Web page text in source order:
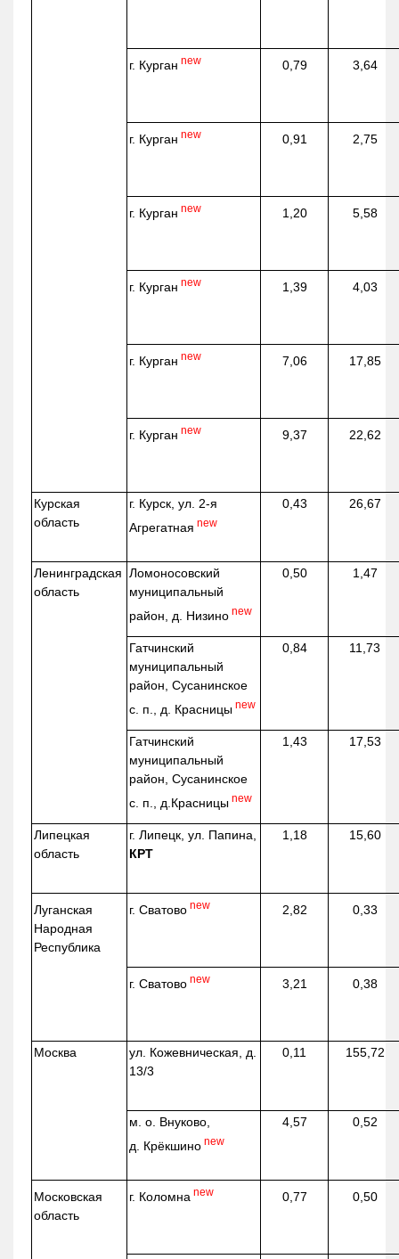
г. Курган new 0,79 3,64
г. Курган new 0,91 2,75
г. Курган new 1,20 5,58
г. Курган new 1,39 4,03
г. Курган new 7,06 17,85
г. Курган new 9,37 22,62
Курская
область
г. Курск, ул. 2-я
Агрегатная new
0,43 26,67
Ленинградская
область
Ломоносовский
муниципальный
район, д. Низино new
0,50 1,47
Гатчинский
муниципальный
район, Сусанинское
с. п., д. Красницы new
0,84 11,73
Гатчинский
муниципальный
район, Сусанинское
с. п., д.Красницы new
1,43 17,53
Липецкая
область
г. Липецк, ул. Папина,
КРТ
1,18 15,60
Луганская
Народная
Республика
г. Сватово new 2,82 0,33
г. Сватово new 3,21 0,38
Москва ул. Кожевническая, д.
13/3
0,11 155,72
м. о. Внуково,
д. Крёкшино new
4,57 0,52
Московская
область
г. Коломна new 0,77 0,50